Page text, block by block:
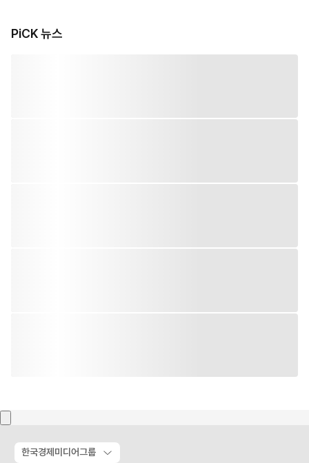
PiCK 뉴스
한국경제미디어그룹